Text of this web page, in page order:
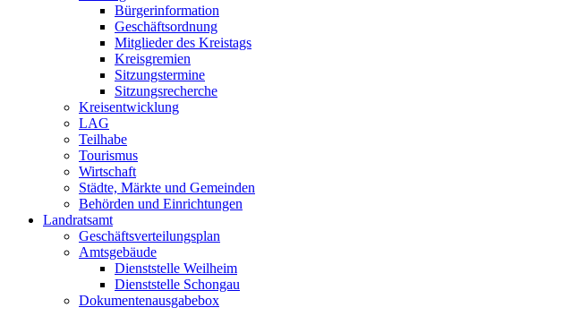
Bürgerinformation
Geschäftsordnung
Mitglieder des Kreistags
Kreisgremien
Sitzungstermine
Sitzungsrecherche
Kreisentwicklung
LAG
Teilhabe
Tourismus
Wirtschaft
Städte, Märkte und Gemeinden
Behörden und Einrichtungen
Landratsamt
Geschäftsverteilungsplan
Amtsgebäude
Dienststelle Weilheim
Dienststelle Schongau
Dokumentenausgabebox